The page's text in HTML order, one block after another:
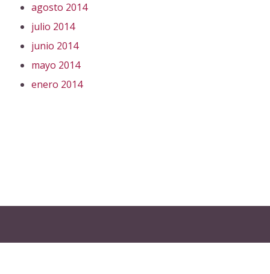
agosto 2014
julio 2014
junio 2014
mayo 2014
enero 2014